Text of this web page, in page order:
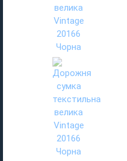
Сумка має
Знизу виробу
потертостей і
допомогою
розмірах на
Відгуки (0)